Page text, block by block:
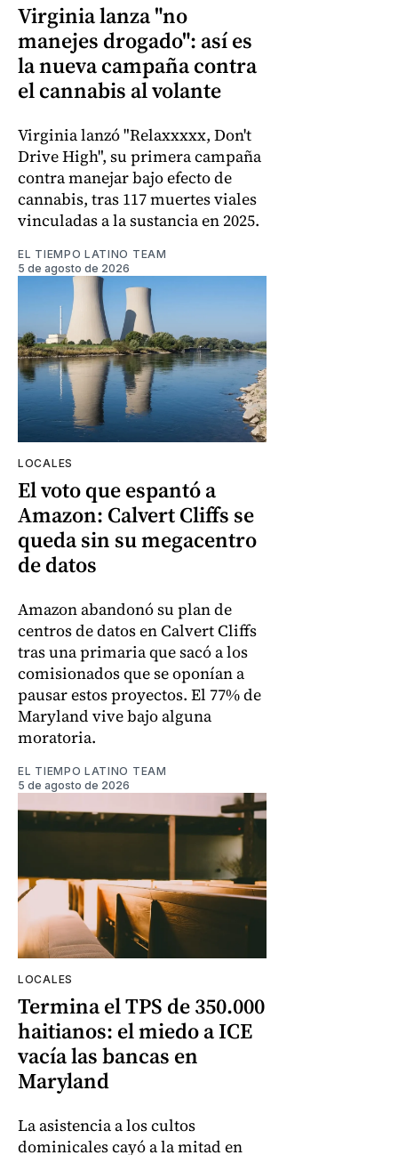
Virginia lanza "no
manejes drogado": así es
la nueva campaña contra
el cannabis al volante
Virginia lanzó "Relaxxxxx, Don't
Drive High", su primera campaña
contra manejar bajo efecto de
cannabis, tras 117 muertes viales
vinculadas a la sustancia en 2025.
EL TIEMPO LATINO TEAM
5 de agosto de 2026
LOCALES
El voto que espantó a
Amazon: Calvert Cliffs se
queda sin su megacentro
de datos
Amazon abandonó su plan de
centros de datos en Calvert Cliffs
tras una primaria que sacó a los
comisionados que se oponían a
pausar estos proyectos. El 77% de
Maryland vive bajo alguna
moratoria.
EL TIEMPO LATINO TEAM
5 de agosto de 2026
LOCALES
Termina el TPS de 350.000
haitianos: el miedo a ICE
vacía las bancas en
Maryland
La asistencia a los cultos
dominicales cayó a la mitad en